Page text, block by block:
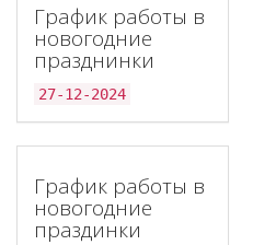
График работы в
новогодние
празднинки
27-12-2024
График работы в
новогодние
праздинки